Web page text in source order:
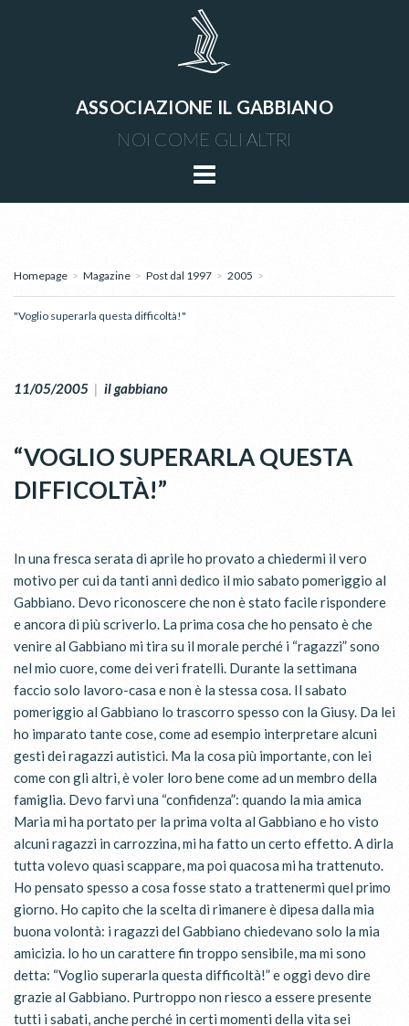
ASSOCIAZIONE IL GABBIANO
NOI COME GLI ALTRI
Homepage > Magazine > Post dal 1997 > 2005 >
"Voglio superarla questa difficoltà!"
11/05/2005 | il gabbiano
“VOGLIO SUPERARLA QUESTA
DIFFICOLTÀ!”
In una fresca serata di aprile ho provato a chiedermi il vero
motivo per cui da tanti anni dedico il mio sabato pomeriggio al
Gabbiano. Devo riconoscere che non è stato facile rispondere
e ancora di più scriverlo. La prima cosa che ho pensato è che
venire al Gabbiano mi tira su il morale perché i “ragazzi” sono
nel mio cuore, come dei veri fratelli. Durante la settimana
faccio solo lavoro-casa e non è la stessa cosa. Il sabato
pomeriggio al Gabbiano lo trascorro spesso con la Giusy. Da lei
ho imparato tante cose, come ad esempio interpretare alcuni
gesti dei ragazzi autistici. Ma la cosa più importante, con lei
come con gli altri, è voler loro bene come ad un membro della
famiglia. Devo farvi una “confidenza”: quando la mia amica
Maria mi ha portato per la prima volta al Gabbiano e ho visto
alcuni ragazzi in carrozzina, mi ha fatto un certo effetto. A dirla
tutta volevo quasi scappare, ma poi quacosa mi ha trattenuto.
Ho pensato spesso a cosa fosse stato a trattenermi quel primo
giorno. Ho capito che la scelta di rimanere è dipesa dalla mia
buona volontà: i ragazzi del Gabbiano chiedevano solo la mia
amicizia. lo ho un carattere fin troppo sensibile, ma mi sono
detta: “Voglio superarla questa difficoltà!” e oggi devo dire
grazie al Gabbiano. Purtroppo non riesco a essere presente
tutti i sabati, anche perché in certi momenti della vita sei